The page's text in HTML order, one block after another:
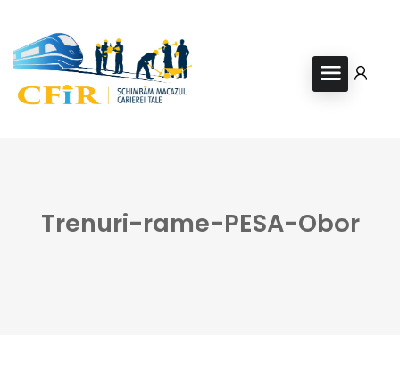
Trenuri-rame-PESA-Obor